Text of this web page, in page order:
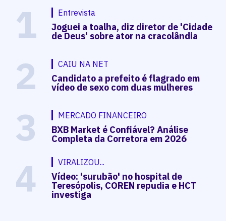
1 Entrevista
Joguei a toalha, diz diretor de 'Cidade
de Deus' sobre ator na cracolândia
2 CAIU NA NET
Candidato a prefeito é flagrado em
vídeo de sexo com duas mulheres
3 MERCADO FINANCEIRO
BXB Market é Confiável? Análise
Completa da Corretora em 2026
4 VIRALIZOU...
Vídeo: 'surubão' no hospital de
Teresópolis, COREN repudia e HCT
investiga